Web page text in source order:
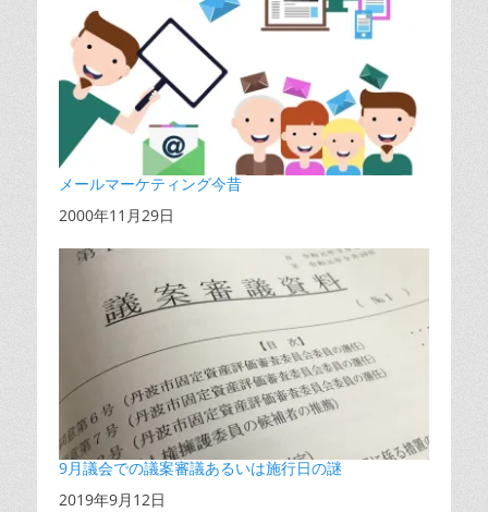
メールマーケティング今昔
日付
2000年11月29日
9月議会での議案審議あるいは施行日の謎
日付
2019年9月12日